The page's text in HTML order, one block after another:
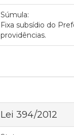
Súmula:
Fixa subsídio do
providências.
Lei 394/2012